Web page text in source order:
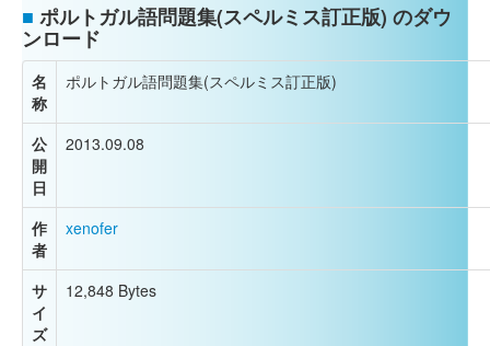
■ ポルトガル語問題集(スペルミス訂正版) のダウ
ンロード
名
称
ポルトガル語問題集(スペルミス訂正版)
公
開
日
2013.09.08
作
者
xenofer
サ
イ
ズ
12,848 Bytes